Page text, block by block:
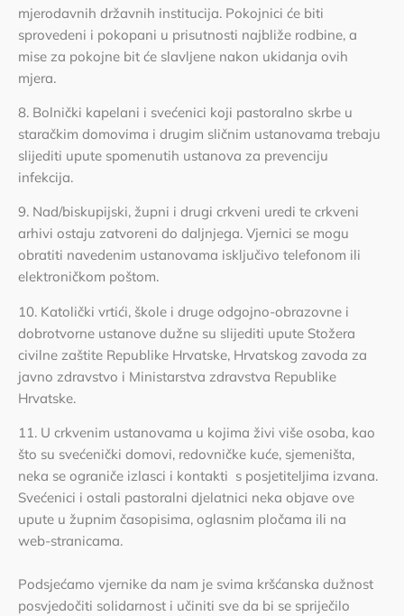
mjerodavnih državnih institucija. Pokojnici će biti
sprovedeni i pokopani u prisutnosti najbliže rodbine, a
mise za pokojne bit će slavljene nakon ukidanja ovih
mjera.
8. Bolnički kapelani i svećenici koji pastoralno skrbe u
staračkim domovima i drugim sličnim ustanovama trebaju
slijediti upute spomenutih ustanova za prevenciju
infekcija.
9. Nad/biskupijski, župni i drugi crkveni uredi te crkveni
arhivi ostaju zatvoreni do daljnjega. Vjernici se mogu
obratiti navedenim ustanovama isključivo telefonom ili
elektroničkom poštom.
10. Katolički vrtići, škole i druge odgojno-obrazovne i
dobrotvorne ustanove dužne su slijediti upute Stožera
civilne zaštite Republike Hrvatske, Hrvatskog zavoda za
javno zdravstvo i Ministarstva zdravstva Republike
Hrvatske.
11. U crkvenim ustanovama u kojima živi više osoba, kao
što su svećenički domovi, redovničke kuće, sjemeništa,
neka se ograniče izlasci i kontakti s posjetiteljima izvana.
Svećenici i ostali pastoralni djelatnici neka objave ove
upute u župnim časopisima, oglasnim pločama ili na
web-stranicama.
Podsjećamo vjernike da nam je svima kršćanska dužnost
posvjedočiti solidarnost i učiniti sve da bi se spriječilo